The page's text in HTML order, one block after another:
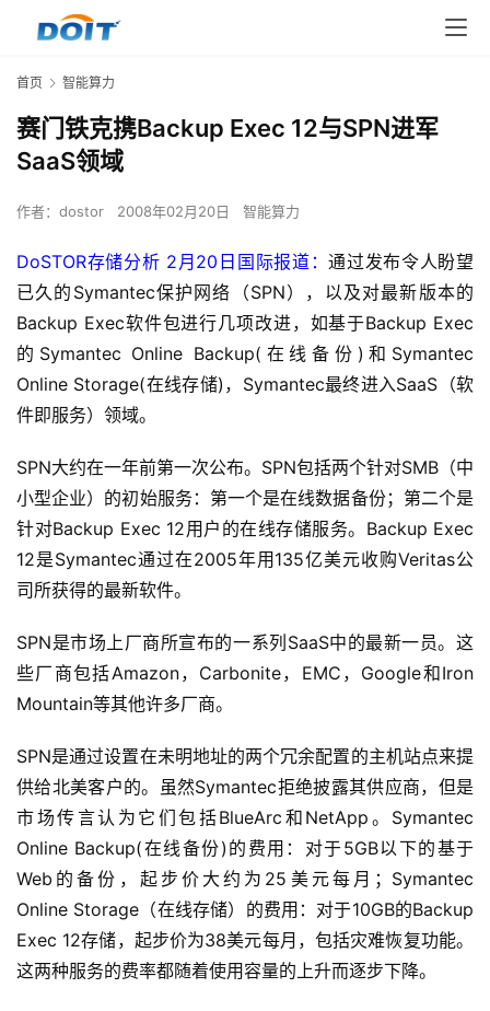
首页 智能算力
赛门铁克携Backup Exec 12与SPN进军
SaaS领域
作者： dostor 2008年02月20日 智能算力
DoSTOR存储分析 2月20日国际报道：通过发布令人盼望
已久的Symantec保护网络（SPN），以及对最新版本的
Backup Exec软件包进行几项改进，如基于Backup Exec
的Symantec Online Backup(在线备份)和Symantec
Online Storage(在线存储)，Symantec最终进入SaaS（软
件即服务）领域。
SPN大约在一年前第一次公布。SPN包括两个针对SMB（中
小型企业）的初始服务：第一个是在线数据备份；第二个是
针对Backup Exec 12用户的在线存储服务。Backup Exec
12是Symantec通过在2005年用135亿美元收购Veritas公
司所获得的最新软件。
SPN是市场上厂商所宣布的一系列SaaS中的最新一员。这
些厂商包括Amazon，Carbonite，EMC，Google和Iron
Mountain等其他许多厂商。
SPN是通过设置在未明地址的两个冗余配置的主机站点来提
供给北美客户的。虽然Symantec拒绝披露其供应商，但是
市场传言认为它们包括BlueArc和NetApp。Symantec
Online Backup(在线备份)的费用：对于5GB以下的基于
Web的备份，起步价大约为25美元每月；Symantec
Online Storage（在线存储）的费用：对于10GB的Backup
Exec 12存储，起步价为38美元每月，包括灾难恢复功能。
这两种服务的费率都随着使用容量的上升而逐步下降。